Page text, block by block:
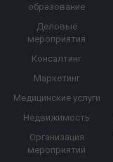
образование
Деловые
мероприятия
Консалтинг
Маркетинг
Медицинские услуги
Недвижимость
Организация
мероприятий